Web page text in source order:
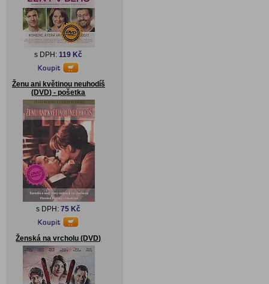
s DPH:119 Kč
Ženu ani květinou neuhodíš
(DVD) - pošetka
s DPH:75 Kč
Ženská na vrcholu (DVD)